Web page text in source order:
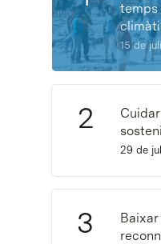
temps
15 de
29 de